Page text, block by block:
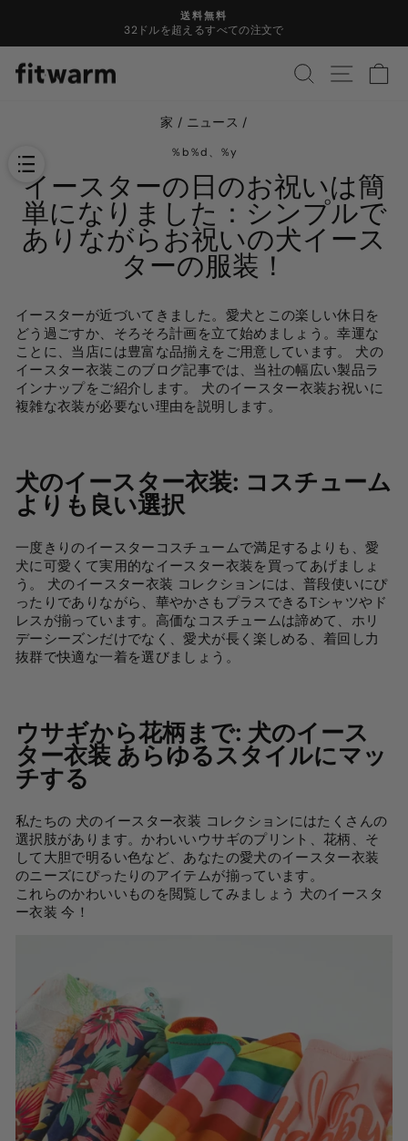
テ
ス
ョ
ー
を
一
時
停
止
し
ま
送料無料
32ドルを超えるすべての注文で
検索 サイト
家 / ニュース /
％b％d、％y
イースターの日のお祝いは簡
単になりました：シンプルで
ありながらお祝いの犬イース
ターの服装！
イースターが近づいてきました。愛犬とこの楽しい休日を
どう過ごすか、そろそろ計画を立て始めましょう。幸運な
ことに、当店には豊富な品揃えをご用意しています。 犬の
イースター衣装 このブログ記事では、当社の幅広い製品ラ
インナップをご紹介します。 犬のイースター衣装お祝いに
複雑な衣装が必要ない理由を説明します。
犬のイースター衣装: コスチューム
よりも良い選択
一度きりのイースターコスチュームで満足するよりも、愛
犬に可愛くて実用的なイースター衣装を買ってあげましょ
う。 犬のイースター衣装 コレクションには、普段使いにぴ
ったりでありながら、華やかさもプラスできるTシャツやド
レスが揃っています。高価なコスチュームは諦めて、ホリ
デーシーズンだけでなく、愛犬が長く楽しめる、着回し力
抜群で快適な一着を選びましょう。
ウサギから花柄まで: 犬のイース
ター衣装 あらゆるスタイルにマッ
チする
私たちの 犬のイースター衣装 コレクションにはたくさんの
選択肢があります。かわいいウサギのプリント、花柄、そ
して大胆で明るい色など、あなたの愛犬のイースター衣装
のニーズにぴったりのアイテムが揃っています。
これらのかわいいものを閲覧してみましょう 犬のイースタ
ー衣装 今！